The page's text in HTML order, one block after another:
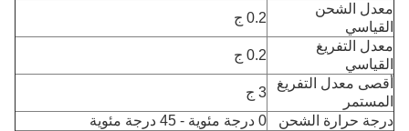
معدل الشحن
القياسي
0.2 ج
معدل التفريغ
القياسي
0.2 ج
أقصى معدل التفريغ
المستمر
3 ج
درجة حرارة الشحن
0 درجة مئوية - 45 درجة مئوية